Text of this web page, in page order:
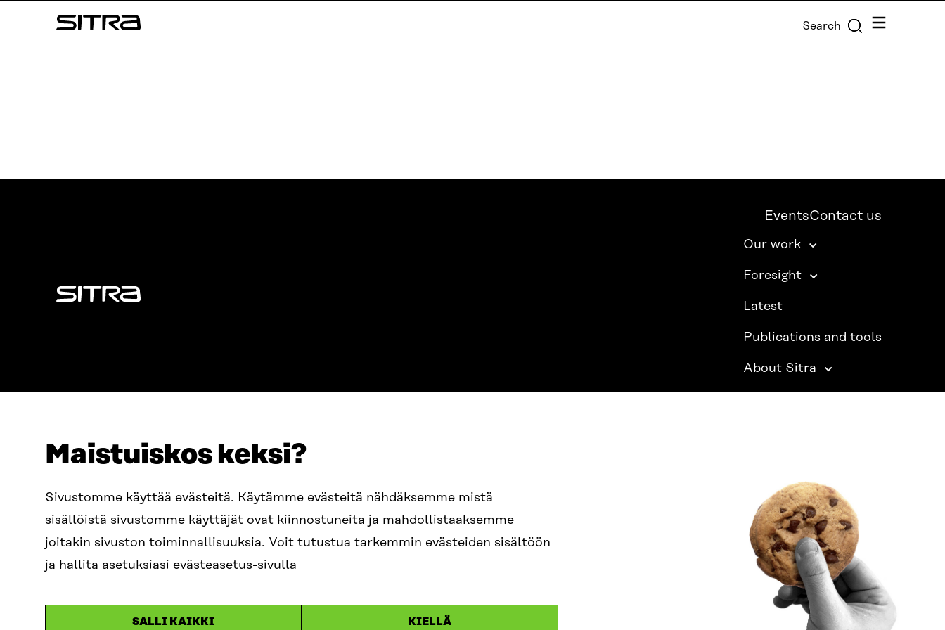
Maistuiskos keksi?
Sivustomme käyttää evästeitä. Käytämme evästeitä nähdäksemme mistä
sisällöistä sivustomme käyttäjät ovat kiinnostuneita ja mahdollistaaksemme
joitakin sivuston toiminnallisuuksia. Voit tutustua tarkemmin evästeiden sisältöön
ja hallita asetuksiasi evästeasetus-sivulla
SALLI KAIKKI KIELLÄ
↓
Sitra Search Menu
Sitra
EventsContact us
Our work
Foresight
Latest
Publications and tools
About Sitra
ADDRESS
160,
00181 Helsinki
How to get to Sitra?
BUSINESS ID
TELEPHONE
EMAIL
firstname.lastname@sitra.fi